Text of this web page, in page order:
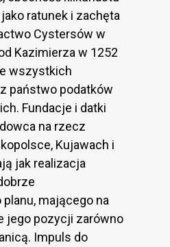
ratunek i zachęta
Cystersów w
Kazimierza w 1252
wszystkich
państwo podatków
Fundacje i datki
na rzecz
Kujawach i
jak realizacja
mającego na
jego pozycji zarówno
Impuls do